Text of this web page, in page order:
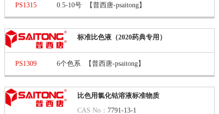
PS1315 0.5-10号 【普西唐-psaitong】
标准比色液（2020药典专用）
PS1309 6个色系 【普西唐-psaitong】
比色用氯化钴溶液标准物质
CAS No： 7791-13-1